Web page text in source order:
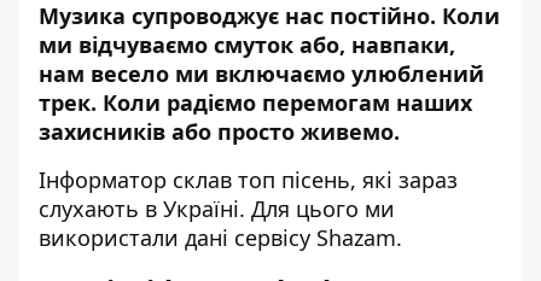
Музика супроводжує нас постійно. Коли
ми відчуваємо смуток або, навпаки,
нам весело ми включаємо улюблений
трек. Коли радіємо перемогам наших
захисників або просто живемо.
Інформатор склав топ пісень, які зараз
слухають в Україні. Для цього ми
використали дані сервісу Shazam.